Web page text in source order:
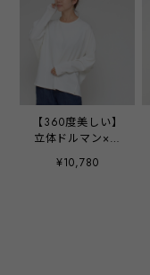
【360度美しい】
立体ドルマン×コ
クーントップス
- LER-2564 オフ-
¥10,780